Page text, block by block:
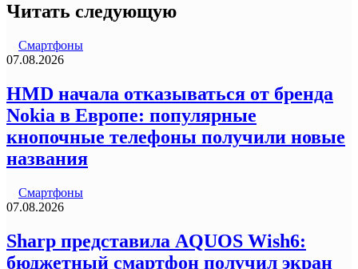
Читать следующую
Смартфоны
07.08.2026
HMD начала отказываться от бренда
Nokia в Европе: популярные
кнопочные телефоны получили новые
названия
Смартфоны
07.08.2026
Sharp представила AQUOS Wish6:
бюджетный смартфон получил экран